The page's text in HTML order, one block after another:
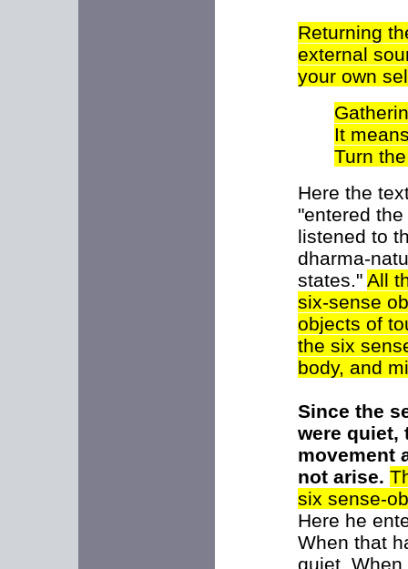
Returning
external
your own
G
It
Turn
Here the
"entered
listened to
dharma-
states." All
six-sense
objects of
the six
body, and
Since the
were quiet,
movement
not arise.
six sense-
Here he
When that
quiet.